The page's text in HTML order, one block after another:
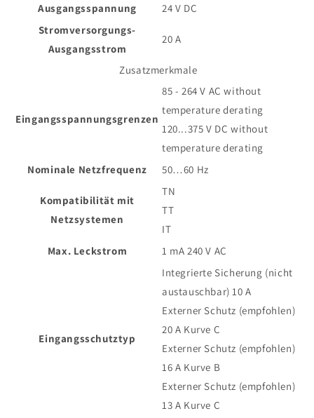
Ausgangsspannung
24 V DC
Stromversorgungs-
Ausgangsstrom
20 A
Zusatzmerkmale
Eingangsspannungsgrenzen
85 - 264 V AC without
temperature derating
120...375 V DC without
temperature derating
Nominale Netzfrequenz
50…60 Hz
Kompatibilität mit
Netzsystemen
TN
TT
IT
Max. Leckstrom
1 mA 240 V AC
Eingangsschutztyp
Integrierte Sicherung (nicht
austauschbar) 10 A
Externer Schutz (empfohlen)
20 A Kurve C
Externer Schutz (empfohlen)
16 A Kurve B
Externer Schutz (empfohlen)
13 A Kurve C